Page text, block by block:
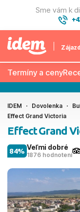
Sme vám k
Termíny a ceny
IDEM Dovolenka
Effect Grand Victoria
Effect Grand
Veľmi dobré
1876 hodnotení
84%